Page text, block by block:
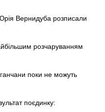
Юрія Вернидуба розписали
розчаруванням
поки не можуть
поєдинку: